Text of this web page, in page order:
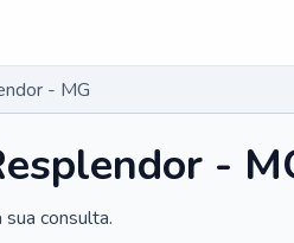
- MG
-
consulta.